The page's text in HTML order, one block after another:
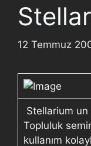
12 Temmuz
Stellarium un
Topluluk
kullanım